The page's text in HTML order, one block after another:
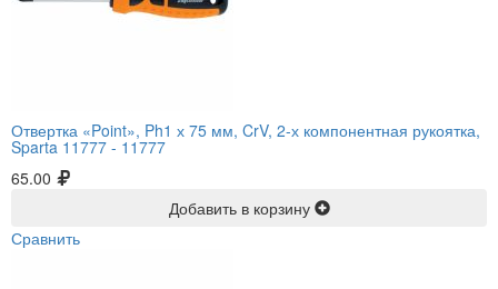
Отвертка «Point», Ph1 х 75 мм, CrV, 2-х компонентная рукоятка,
Sparta 11777 - 11777
65.00
Добавить в корзину
Сравнить